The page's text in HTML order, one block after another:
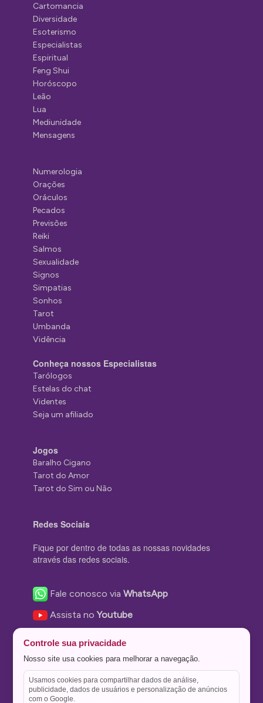
Cartomancia
Diversidade
Esoterismo
Especialistas
Espiritual
Feng Shui
Horóscopo
Leão
Lua
Mediunidade
Mensagens
Numerologia
Orações
Oráculos
Pecados
Previsões
Reiki
Salmos
Sexualidade
Signos
Simpatias
Sonhos
Tarot
Umbanda
Vidência
Conheça nossos Especialistas
Tarólogos
Estelas do chat
Videntes
Seja um afiliado
Jogos
Baralho Cigano
Tarot do Amor
Tarot do Sim ou Não
Redes Sociais
Fique por dentro de todas as nossas novidades
através das redes sociais.
Fale conosco viaWhatsApp
Assista noYoutube
Nos siga no Instagram
Nos siga noTwitter
Salve no
Controle sua privacidade
Nosso site usa cookies para melhorar a navegação.
Usamos cookies para compartilhar dados de análise,
publicidade, dados de usuários e personalização de anúncios
com o Google.